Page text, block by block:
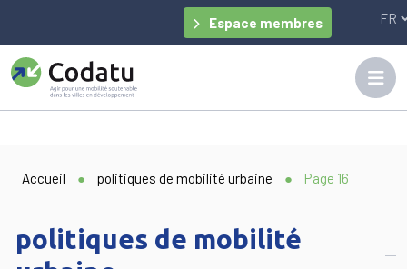
Espace membres
Accueil ● politiques de mobilité urbaine ● Page 16
politiques de mobilité
Panneau de gestion des cookies